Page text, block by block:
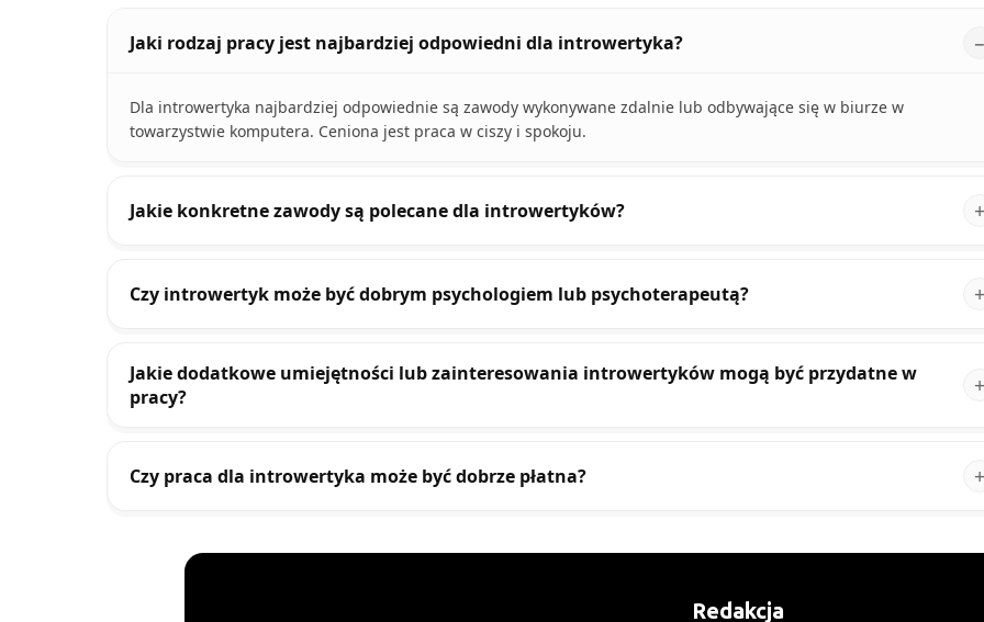
Jaki rodzaj pracy jest najbardziej odpowiedni dla introwertyka?
Dla introwertyka najbardziej odpowiednie są zawody wykonywane zdalnie lub odbywające się w biurze w
towarzystwie komputera. Ceniona jest praca w ciszy i spokoju.
Jakie konkretne zawody są polecane dla introwertyków?
Czy introwertyk może być dobrym psychologiem lub psychoterapeutą?
Jakie dodatkowe umiejętności lub zainteresowania introwertyków mogą być przydatne w
pracy?
Czy praca dla introwertyka może być dobrze płatna?
Redakcja